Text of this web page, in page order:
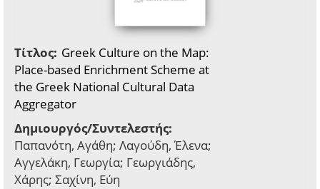
Τίτλος: Greek Culture on the Map:
Place-based Enrichment Scheme at
the Greek National Cultural Data
Aggregator
Δημιουργός/Συντελεστής:
Παπανότη, Αγάθη; Λαγούδη, Έλενα;
Αγγελάκη, Γεωργία; Γεωργιάδης,
Χάρης; Σαχίνη, Εύη